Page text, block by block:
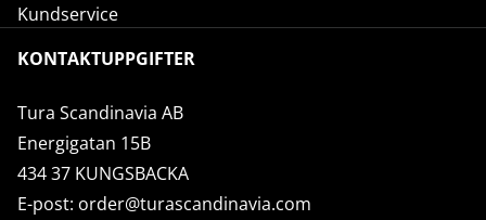
Kundservice
KONTAKTUPPGIFTER
Tura Scandinavia AB
Energigatan 15B
434 37 KUNGSBACKA
E-post: order@turascandinavia.com